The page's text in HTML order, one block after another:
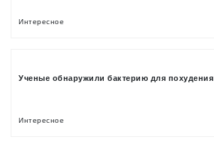
Интересное
Ученые обнаружили бактерию для похудения
Интересное